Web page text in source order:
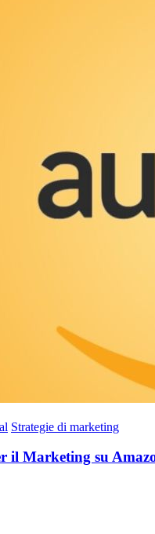
Strategie di marketing
il Marketing su